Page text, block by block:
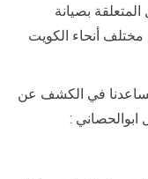
بصيانة
أنحاء الكويت
في الكشف عن
: